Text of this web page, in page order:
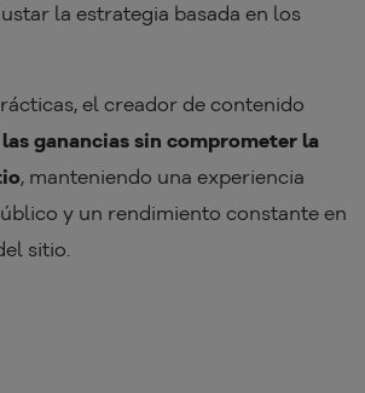
la estrategia basada en los
el creador de contenido
ganancias sin comprometer la
, manteniendo una experiencia
y un rendimiento constante en
sitio.